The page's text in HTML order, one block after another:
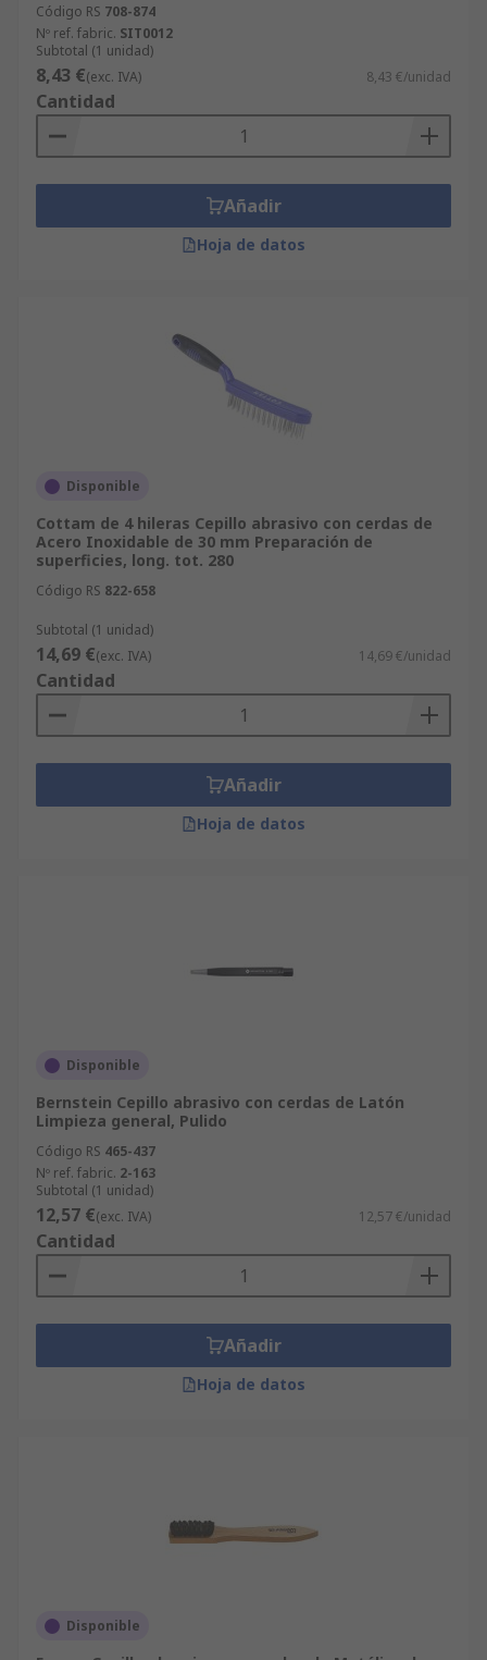
Código RS 708-874
Nº ref. fabric. SIT0012
Subtotal (1 unidad)
8,43 €(exc. IVA) 8,43 €/unidad
Cantidad
Añadir
Hoja de datos
Disponible
Cottam de 4 hileras Cepillo abrasivo con cerdas de
Acero Inoxidable de 30 mm Preparación de
superficies, long. tot. 280
Código RS 822-658
Subtotal (1 unidad)
14,69 €(exc. IVA) 14,69 €/unidad
Cantidad
Añadir
Hoja de datos
Disponible
Bernstein Cepillo abrasivo con cerdas de Latón
Limpieza general, Pulido
Código RS 465-437
Nº ref. fabric. 2-163
Subtotal (1 unidad)
12,57 €(exc. IVA) 12,57 €/unidad
Cantidad
Añadir
Hoja de datos
Disponible